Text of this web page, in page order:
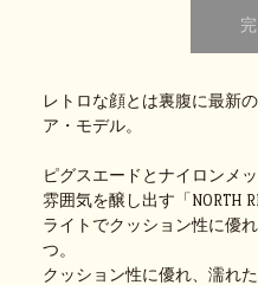
レトロな顔とは裏腹に最新
ア・モデル。
ピグスエードとナイロンメ
雰囲気を醸し出す「NORTH
ライトでクッション性に優
つ。
クッション性に優れ、濡れ